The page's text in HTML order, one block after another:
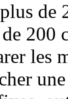
de
200
les